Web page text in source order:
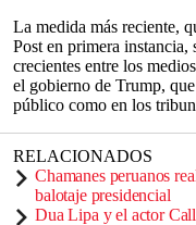
La medida más reciente,
Post en primera instancia,
crecientes entre los
el gobierno de Trump,
público como en los
RELACIONADOS
Chamanes peruanos
balotaje presidencial
Dua Lipa y el actor